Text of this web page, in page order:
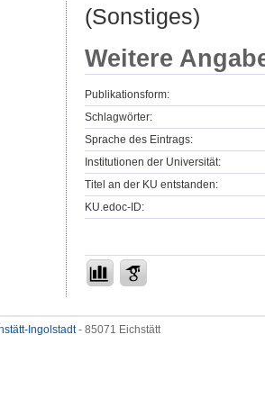
(Sonstiges)
Weitere
Publikationsform:
Schlagwörter:
Sprache des Eintrags:
Institutionen der Universität:
Titel an der KU entstanden:
KU.edoc-ID:
Ingolstadt- 85071 Eichstätt